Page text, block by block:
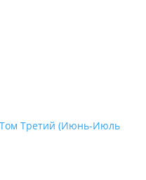
Том Третий (Июнь-Июль